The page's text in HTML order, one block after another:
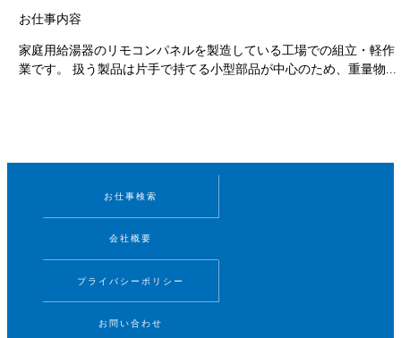
お仕事内容
家庭用給湯器のリモコンパネルを製造している工場での組立・軽作
業です。 扱う製品は片手で持てる小型部品が中心のため、重量物...
お仕事検索
会社概要
プライバシーポリシー
お問い合わせ